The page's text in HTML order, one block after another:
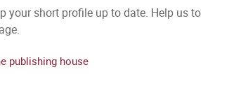
your short profile up to date. Help us to
publishing house